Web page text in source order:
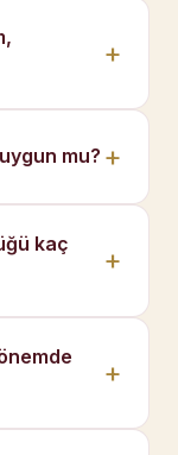
mu?
kaç